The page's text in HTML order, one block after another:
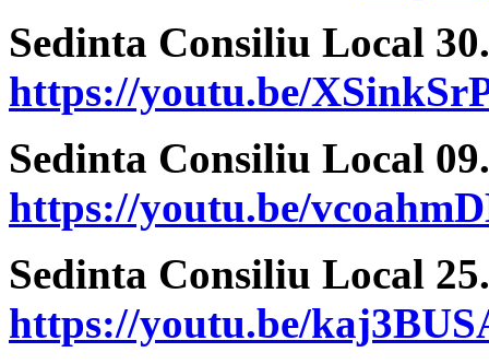
Sedinta Consiliu Local
https://youtu.be/
Sedinta Consiliu Local
https://youtu.be/
Sedinta Consiliu Local
https://youtu.be/